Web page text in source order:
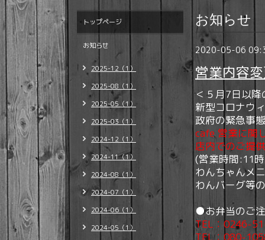
お知らせ
2020-05-06
営業内容
＜５月7日以
新型コロナウ
政府の緊急事
cafe 営業に関
店内でのご提
(営業時間:11
わんちゃんメ
わんバーグ等
●お弁当のご
TEL：0246-
TEL：080-
トップページ
お知らせ
2025-12（1）
2025-08（1）
2025-05（1）
2025-03（1）
2024-12（1）
2024-11（1）
2024-08（1）
2024-07（1）
2024-06（1）
2024-05（1）